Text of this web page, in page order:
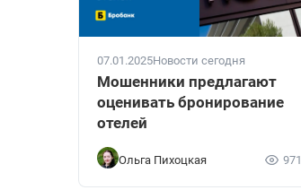
07.01.2025Новости сегодня
Мошенники предлагают
оценивать бронирование
отелей
Ольга Пихоцкая 971